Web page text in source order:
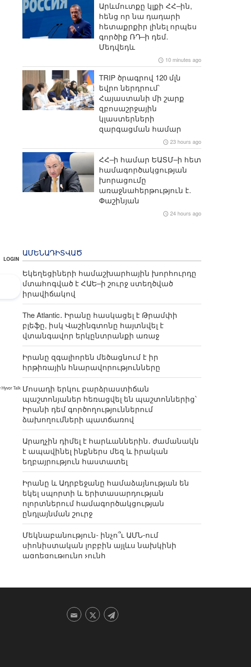
Արևմուտքը կլքի ՀՀ–ին,
հենց որ նա դադարի
հետաքրքիր լինել որպես
գործիք ՌԴ–ի դեմ.
Մեդվեդև
10 minutes ago
TRIP ծրագրով 120 մլն
եվրո ներդրում՝
Հայաստանի մի շարք
զբոսաշրջային
կլաստերների
զարգացման համար
23 hours ago
ՀՀ–ի համար ԵԱՏՄ–ի հետ
համագործակցության
խորացումը
առաջնահերթություն է.
Փաշինյան
24 hours ago
ԱՄԵՆԱԴԻՏՎԱԾ
Եկեղեցիների համաշխարհային խորհուրդը
մտահոգված է ՀԱԵ–ի շուրջ ստեղծված
իրավիճակով
The Atlantic․ Իրանը հասկացել է Թրամփի
բլեֆը, իսկ Վաշինգտոնը հայտնվել է
վտանգավոր երկընտրանքի առաջ
Իրանը զգալիորեն մեծացնում է իր
հրթիռային հնարավորությունները
Մոսադի երկու բարձրաստիճան
պաշտոնյաներ հեռացվել են պաշտոններից՝
Իրանի դեմ գործողություններում
ձախողումների պատճառով
Արաղչին դիմել է հարևաններին․ ժամանակն
է ապավինել ինքներս մեզ և իրական
եղբայրություն հաստատել
Իրանը և Ադրբեջանը համաձայնության են
եկել սպորտի և երիտասարդության
ոլորտներում համագործակցության
ընդլայնման շուրջ
Մեկնաբանություն- ինչո՞ւ ԱՄՆ-ում
սիոնիստական լոբբին այլևս նախկինի
ազդեցությունը չունի
մեկ տեղում. Սիսիանում կանցկացվի
Ղալիբաֆը՝ Թրամփին. Ցուցադրական